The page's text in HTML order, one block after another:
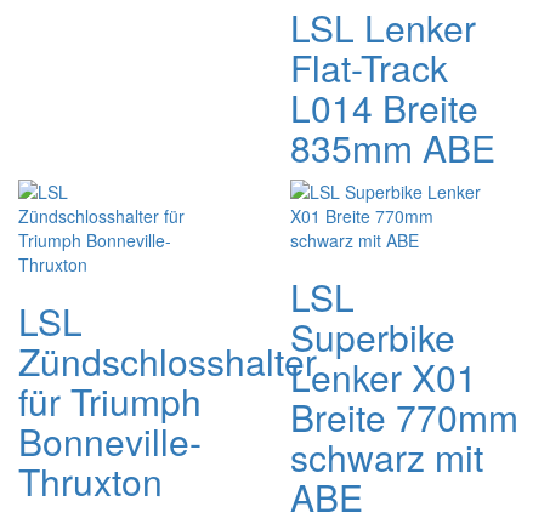
LSL Lenker
Flat-Track
L014 Breite
835mm ABE
LSL
Zündschlosshalter
für Triumph
Bonneville-
Thruxton
LSL
Superbike
Lenker X01
Breite 770mm
schwarz mit
ABE